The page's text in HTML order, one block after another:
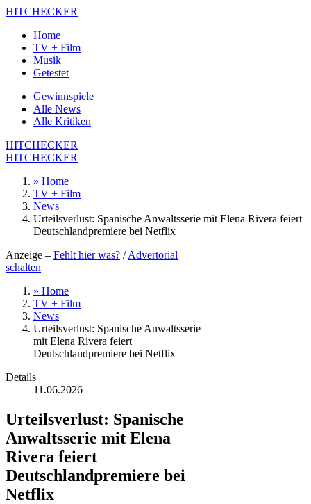
HITCHECKER
Home
TV + Film
Musik
Getestet
Gewinnspiele
Alle News
Alle Kritiken
HITCHECKER
HITCHECKER
» Home
TV + Film
News
Urteilsverlust: Spanische Anwaltsserie mit Elena Rivera feiert
Deutschlandpremiere bei Netflix
Anzeige – Fehlt hier was? /Advertorial
schalten
» Home
TV + Film
News
Urteilsverlust: Spanische Anwaltsserie
mit Elena Rivera feiert
Deutschlandpremiere bei Netflix
Details
11.06.2026
Urteilsverlust: Spanische
Anwaltsserie mit Elena
Rivera feiert
Deutschlandpremiere bei
Netflix